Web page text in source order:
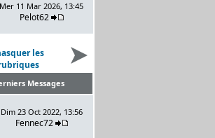
Mer 11 Mar 2026, 13:45
Pelot62
les
Messages
Dim 23 Oct 2022, 13:56
Fennec72